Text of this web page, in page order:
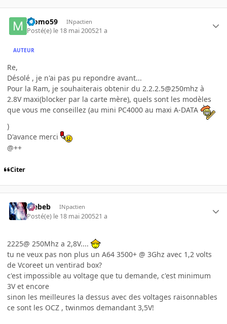
Momo59 INpactien
Posté(e) le 18 mai 200521 a
AUTEUR
Re,
Désolé , je n'ai pas pu repondre avant...
Pour la Ram, je souhaiterais obtenir du 2.2.2.5@250mhz à
2.8V maxi(blocker par la carte mère), quels sont les modèles
que vous me conseillez (au mini PC4000 au maxi A-DATA
)
D'avance merci
@++
Citer
Trebeb INpactien
Posté(e) le 18 mai 200521 a
2225@ 250Mhz a 2,8V....
tu ne veux pas non plus un A64 3500+ @ 3Ghz avec 1,2 volts
de Vcoreet un ventirad box?
c'est impossible au voltage que tu demande, c'est minimum
3V et encore
sinon les meilleures la dessus avec des voltages raisonnables
ce sont les OCZ , twinmos demandant 3,5V!